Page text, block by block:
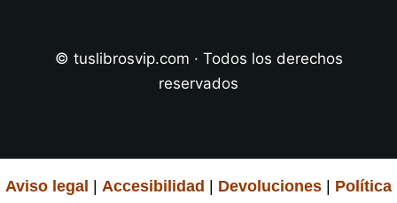
© tuslibrosvip.com · Todos los derechos
reservados
Aviso legal Accesibilidad Devoluciones
Política